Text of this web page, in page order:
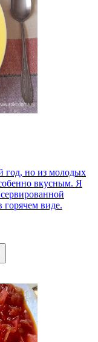
год, но из молодых
вкусным. Я
виде.